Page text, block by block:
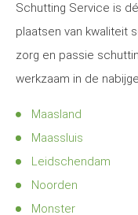
Schutting Service is
plaatsen van kwaliteit
zorg en passie
werkzaam in de
Maasland
Maassluis
Leidschendam
Noorden
Monster